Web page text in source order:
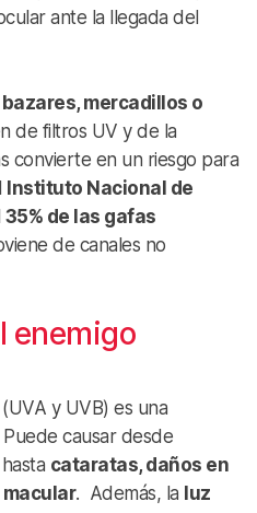
ante la llegada del
bazares, mercadillos o
de filtros UV y de la
convierte en un riesgo para
Instituto Nacional de
35% de las gafas
de canales no
enemigo
(UVA y UVB) es una
causar desde
hasta cataratas, daños en
. Además, la luz